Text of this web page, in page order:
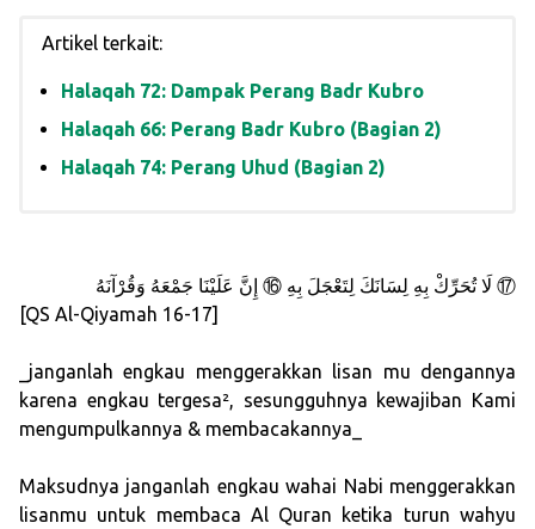
Artikel terkait:
Halaqah 72: Dampak Perang Badr Kubro
Halaqah 66: Perang Badr Kubro (Bagian 2)
Halaqah 74: Perang Uhud (Bagian 2)
لَا تُحَرِّكْ بِهِ لِسَانَكَ لِتَعْجَلَ بِهِ ⑯ إِنَّ عَلَيْنَا جَمْعَهُ وَقُرْآنَهُ ⑰
[QS Al-Qiyamah 16-17]
_janganlah engkau menggerakkan lisan mu dengannya
karena engkau tergesa², sesungguhnya kewajiban Kami
mengumpulkannya & membacakannya_
Maksudnya janganlah engkau wahai Nabi menggerakkan
lisanmu untuk membaca Al Quran ketika turun wahyu